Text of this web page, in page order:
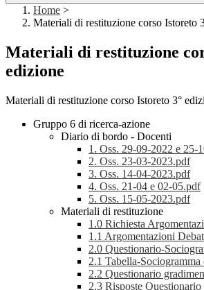
Home >
Materiali di restituzione corso Istoreto
Materiali di restituzione
edizione
Materiali di restituzione corso Istoreto 3°
Gruppo 6 di ricerca-azione
Diario di bordo - Docenti
1. Oss. 29-09-2022 e 25-
2. Oss. 23-03-2023.pdf
3. Oss. 14-04-2023.pdf
4. Oss. 21-04 e 02-05.pdf
5. Oss. 15-05-2023.pdf
Materiali di restituzione
1.0 Richiesta
1.1 Argomentazioni
2.0 Questionario-
2.1 Tabella-
2.2 Questionario
2.3 Risposte